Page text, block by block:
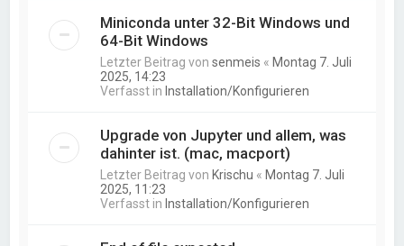
Miniconda unter 32-Bit Windows und
64-Bit Windows
Letzter Beitrag vonsenmeis « Montag 7. Juli
2025, 14:23
Verfasst in Installation/Konfigurieren
Upgrade von Jupyter und allem, was
dahinter ist. (mac, macport)
Letzter Beitrag von Krischu « Montag 7. Juli
2025, 11:23
Verfasst in Installation/Konfigurieren